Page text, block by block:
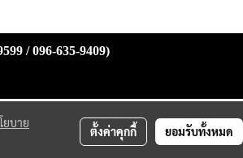
/ 096-635-9409)
ยบาย
ตั้งค่าคุกกี้ ยอมรับทั้งหมด